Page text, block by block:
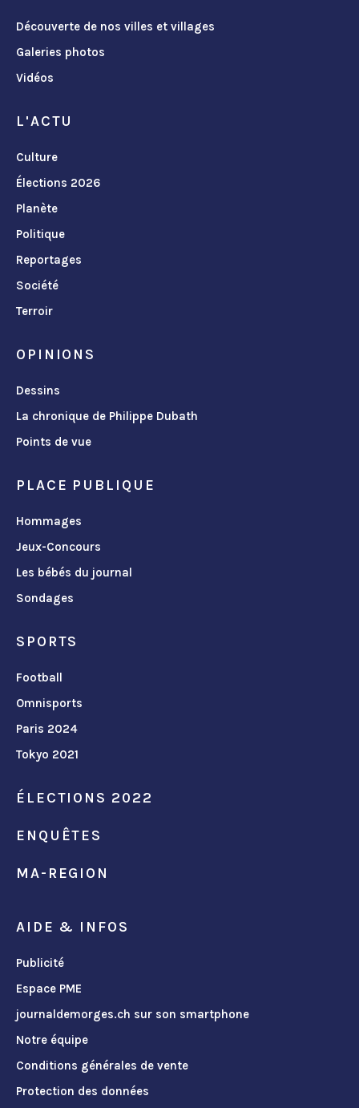
Découverte de nos villes et villages
Galeries photos
Vidéos
L'ACTU
Culture
Élections 2026
Planète
Politique
Reportages
Société
Terroir
OPINIONS
Dessins
La chronique de Philippe Dubath
Points de vue
PLACE PUBLIQUE
Hommages
Jeux-Concours
Les bébés du journal
Sondages
SPORTS
Football
Omnisports
Paris 2024
Tokyo 2021
ÉLECTIONS 2022
ENQUÊTES
MA-REGION
AIDE & INFOS
Publicité
Espace PME
journaldemorges.ch sur son smartphone
Notre équipe
Conditions générales de vente
Protection des données